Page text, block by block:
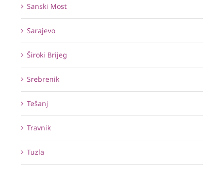
Sanski Most
Sarajevo
Široki Brijeg
Srebrenik
Tešanj
Travnik
Tuzla